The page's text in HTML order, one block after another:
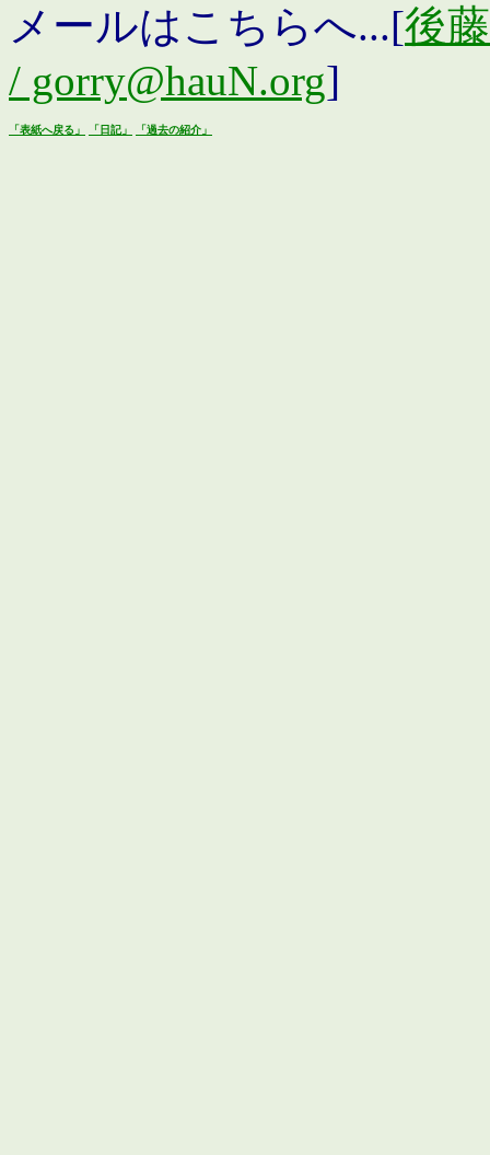
メールはこちらへ...[後
/ gorry@hauN.org]
「表紙へ戻る」 「日記」 「過去の紹介」